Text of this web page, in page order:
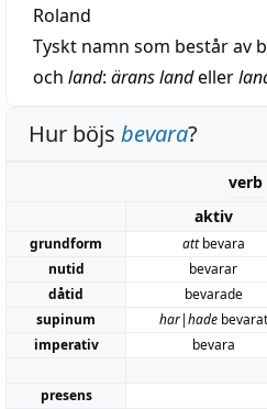
Roland
Tyskt namn som består av
och land: ärans landeller
Hur böjs bevara?
verb
aktiv
grundform attbevara
nutid
bevarar
dåtid
bevarade
supinum
har|hadebevarat
imperativ
bevara
presens